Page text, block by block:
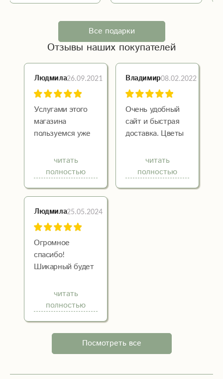
Все подарки
Отзывы наших покупателей
Людмила26.09.2021
Услугами этого
магазина
пользуемся уже
живем в другом
городе и
присылаем цветы
родственникам.
Цветы всегда
свежие, красиво
уложенные и
доставляются
вовремя. Мы
рекомендуем эту
читать
полностью
Владимир08.02.2022
Очень удобный
сайт и быстрая
доставка. Цветы
свежие и
соответствовали
фотографии на
читать
полностью
Людмила25.05.2024
Огромное
спасибо!
Шикарный будет
роз. Доставили
быстро, молодцы!
Заказываю
рекомендую.
читать
полностью
Посмотреть все